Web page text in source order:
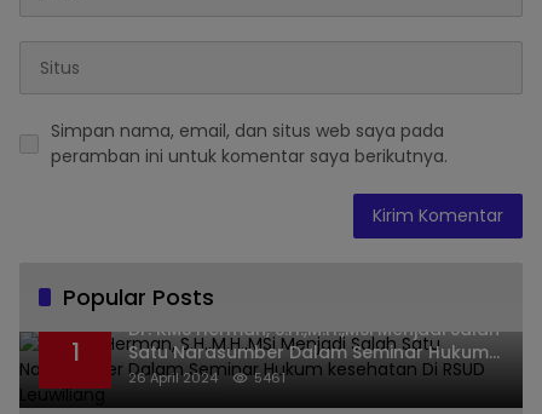
Simpan nama, email, dan situs web saya pada
peramban ini untuk komentar saya berikutnya.
Popular Posts
1
Dr. KMS Herman, S.H.,M.H.,MSi Menjadi Salah
Satu Narasumber Dalam Seminar Hukum
kesehatan Di RSUD Leuwiliang
26 April 2024 5461